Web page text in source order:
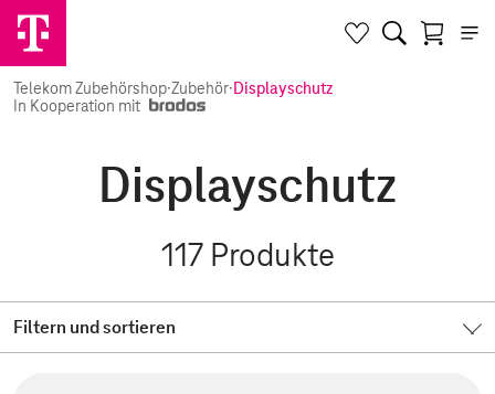
Telekom Zubehörshop·Zubehör·Displayschutz
In Kooperation mit
Displayschutz
117 Produkte
Filtern und sortieren